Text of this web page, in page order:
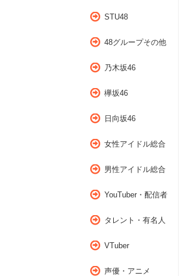
STU48
48グループその他
乃木坂46
欅坂46
日向坂46
女性アイドル総合
男性アイドル総合
YouTuber・配信者
タレント・有名人
VTuber
声優・アニメ